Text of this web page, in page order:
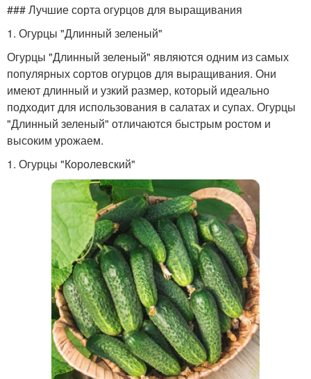
### Лучшие сорта огурцов для выращивания
1. Огурцы "Длинный зеленый"
Огурцы "Длинный зеленый" являются одним из самых
популярных сортов огурцов для выращивания. Они
имеют длинный и узкий размер, который идеально
подходит для использования в салатах и супах. Огурцы
"Длинный зеленый" отличаются быстрым ростом и
высоким урожаем.
1. Огурцы "Королевский"